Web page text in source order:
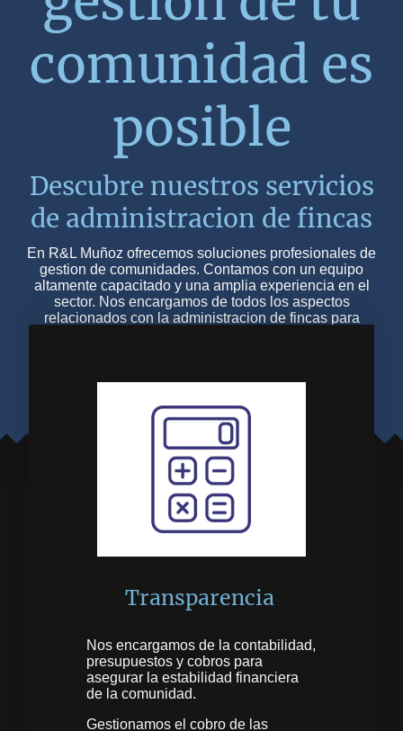
comunidad es
posible
Descubre nuestros servicios
de administracion de fincas
En R&L Muñoz ofrecemos soluciones profesionales de
gestion de comunidades. Contamos con un equipo
altamente capacitado y una amplia experiencia en el
sector. Nos encargamos de todos los aspectos
relacionados con la administracion de fincas para
Conocenos
Transparencia
Nos encargamos de la contabilidad,
presupuestos y cobros para
asegurar la estabilidad financiera
de la comunidad.
Gestionamos el cobro de las